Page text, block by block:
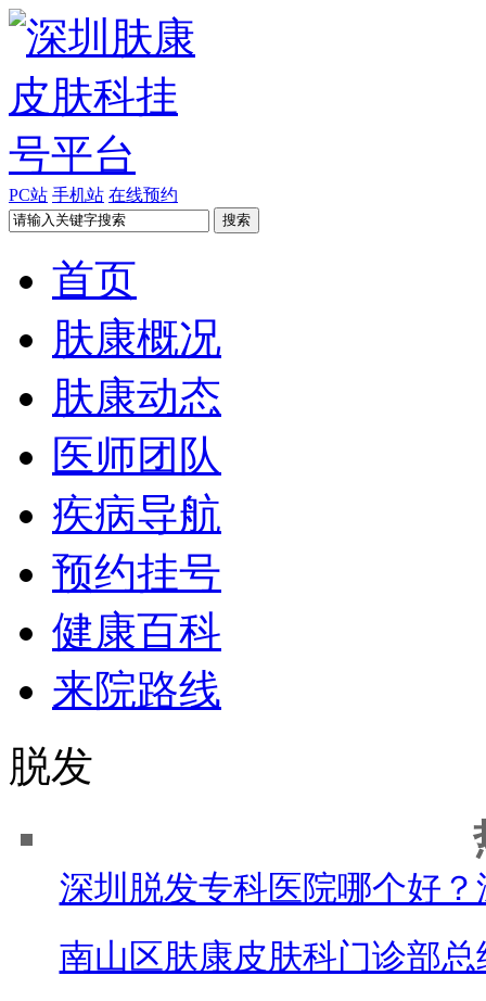
PC站 手机站 在线预约
首页
肤康概况
肤康动态
医师团队
疾病导航
预约挂号
健康百科
来院路线
脱发
深圳脱发专科医院哪个好？
南山区肤康皮肤科门诊部总